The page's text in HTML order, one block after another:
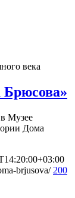
века
Музее
Дома
brjusova/ 200